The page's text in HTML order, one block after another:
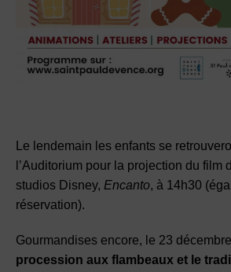
Le lendemain les enfants se
l’Auditorium pour la projection du film
studios Disney, Encanto, à 14h30
réservation).
Gourmandises encore, le 23
procession aux flambeaux et le